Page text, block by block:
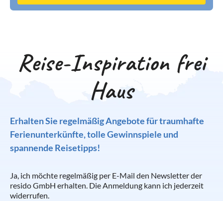
Reise-Inspiration frei
Haus
Erhalten Sie regelmäßig Angebote für traumhafte
Ferienunterkünfte, tolle Gewinnspiele und
spannende Reisetipps!
Ja, ich möchte regelmäßig per E-Mail den Newsletter der
resido GmbH erhalten. Die Anmeldung kann ich jederzeit
widerrufen.